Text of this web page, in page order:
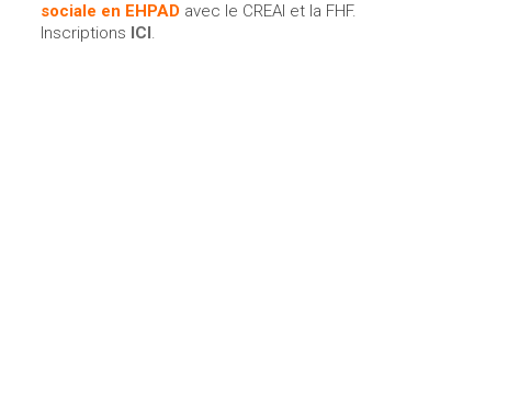
sociale en EHPADavec le CREAI et la FHF.
Inscriptions ICI.